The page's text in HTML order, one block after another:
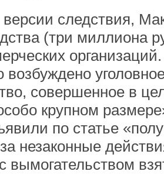
следствия,
(три миллиона
совершенное в
крупном
по статье
незаконные
вымогательством